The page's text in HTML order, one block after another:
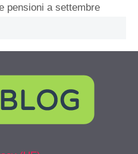
pensioni a settembre